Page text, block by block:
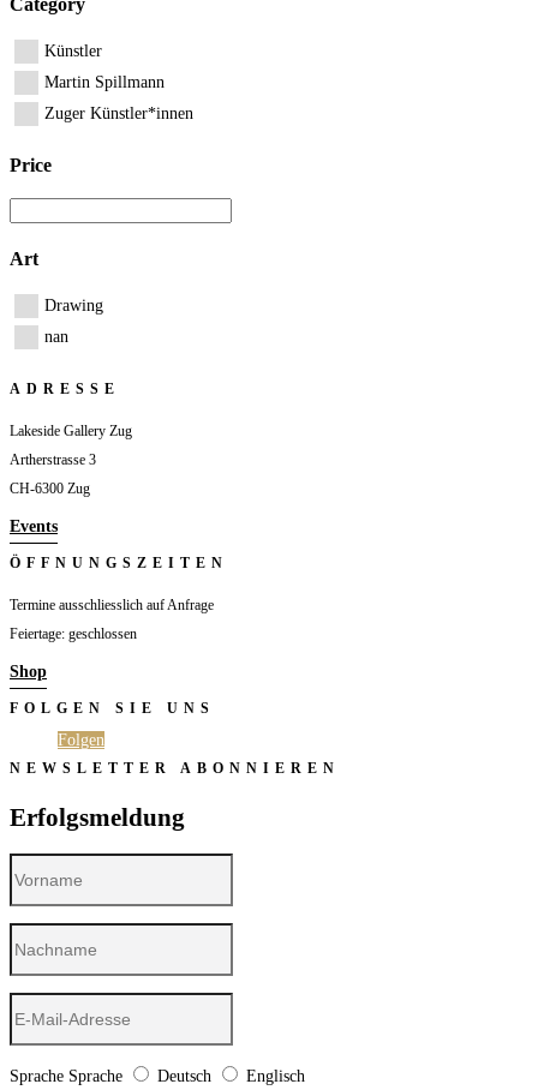
Künstler
Martin Spillmann
Zuger Künstler*innen
Price
Art
Drawing
nan
ADRESSE
Lakeside Gallery Zug
Artherstrasse 3
CH-6300 Zug
Events
ÖFFNUNGSZEITEN
Termine ausschliesslich auf Anfrage
Feiertage: geschlossen
Shop
FOLGEN SIE UNS
Folgen
NEWSLETTER ABONNIEREN
Erfolgsmeldung
Sprache Sprache Deutsch Englisch